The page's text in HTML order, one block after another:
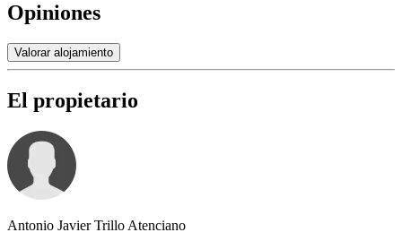
Opiniones
Valorar alojamiento
El propietario
Antonio Javier Trillo Atenciano